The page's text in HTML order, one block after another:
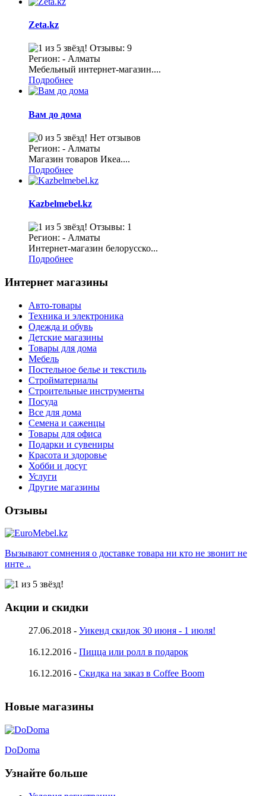
Zeta.kz
Отзывы: 9
Регион: - Алматы
Мебельный интернет-магазин....
Подробнее
Вам до дома
Нет отзывов
Регион: - Алматы
Магазин товаров Икеа....
Подробнее
Kazbelmebel.kz
Отзывы: 1
Регион: - Алматы
Интернет-магазин белорусско...
Подробнее
Интернет магазины
Авто-товары
Техника и электроника
Одежда и обувь
Детские магазины
Товары для дома
Мебель
Постельное белье и текстиль
Стройматериалы
Строительные инструменты
Посуда
Все для дома
Семена и саженцы
Товары для офиса
Подарки и сувениры
Красота и здоровье
Хобби и досуг
Услуги
Другие магазины
Отзывы
Вызывают сомнения о доставке товара ни кто не звонит не
инте ..
Акции и скидки
27.06.2018 - Уикенд скидок 30 июня - 1 июля!
16.12.2016 - Пицца или ролл в подарок
16.12.2016 - Скидка на заказ в Coffee Boom
Новые магазины
DoDoma
Узнайте больше